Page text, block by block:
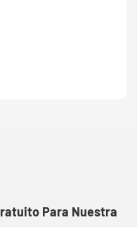
Para Nuestra